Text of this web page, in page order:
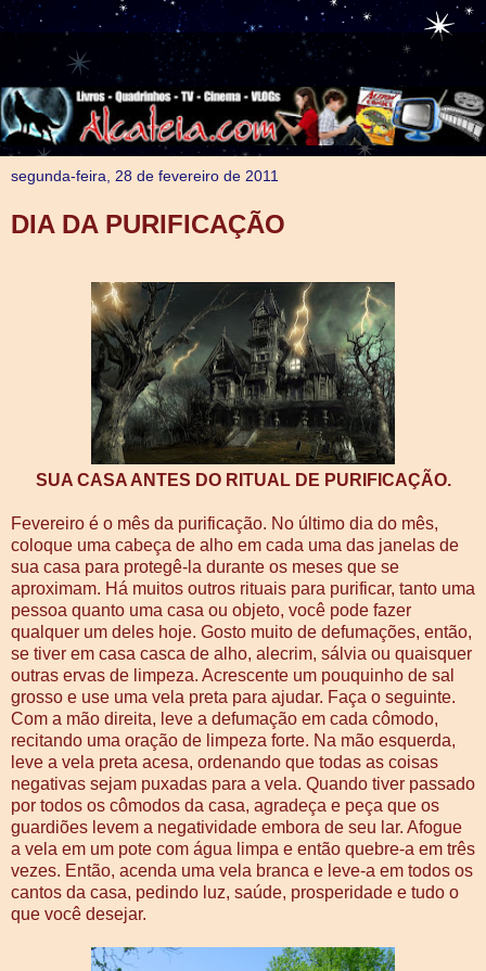
segunda-feira, 28 de fevereiro de 2011
DIA DA PURIFICAÇÃO
SUA CASA ANTES DO RITUAL DE PURIFICAÇÃO.
Fevereiro é o mês da purificação. No último dia do mês,
coloque uma cabeça de alho em cada uma das janelas de
sua casa para protegê-la durante os meses que se
aproximam. Há muitos outros rituais para purificar, tanto uma
pessoa quanto uma casa ou objeto, você pode fazer
qualquer um deles hoje. Gosto muito de defumações, então,
se tiver em casa casca de alho, alecrim, sálvia ou quaisquer
outras ervas de limpeza. Acrescente um pouquinho de sal
grosso e use uma vela preta para ajudar. Faça o seguinte.
Com a mão direita, leve a defumação em cada cômodo,
recitando uma oração de limpeza forte. Na mão esquerda,
leve a vela preta acesa, ordenando que todas as coisas
negativas sejam puxadas para a vela. Quando tiver passado
por todos os cômodos da casa, agradeça e peça que os
guardiões levem a negatividade embora de seu lar. Afogue
a vela em um pote com água limpa e então quebre-a em três
vezes. Então, acenda uma vela branca e leve-a em todos os
cantos da casa, pedindo luz, saúde, prosperidade e tudo o
que você desejar.